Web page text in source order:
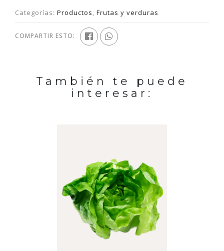
Categorías: Productos, Frutas y verduras
COMPARTIR ESTO:
También te puede
interesar: